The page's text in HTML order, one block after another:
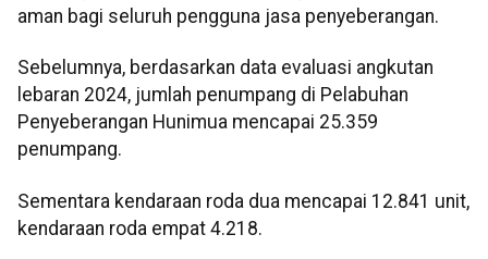
aman bagi seluruh pengguna jasa penyeberangan.
Sebelumnya, berdasarkan data evaluasi angkutan
lebaran 2024, jumlah penumpang di Pelabuhan
Penyeberangan Hunimua mencapai 25.359
penumpang.
Sementara kendaraan roda dua mencapai 12.841 unit,
kendaraan roda empat 4.218.